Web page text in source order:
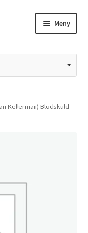
Meny
Kellerman) Blodskuld